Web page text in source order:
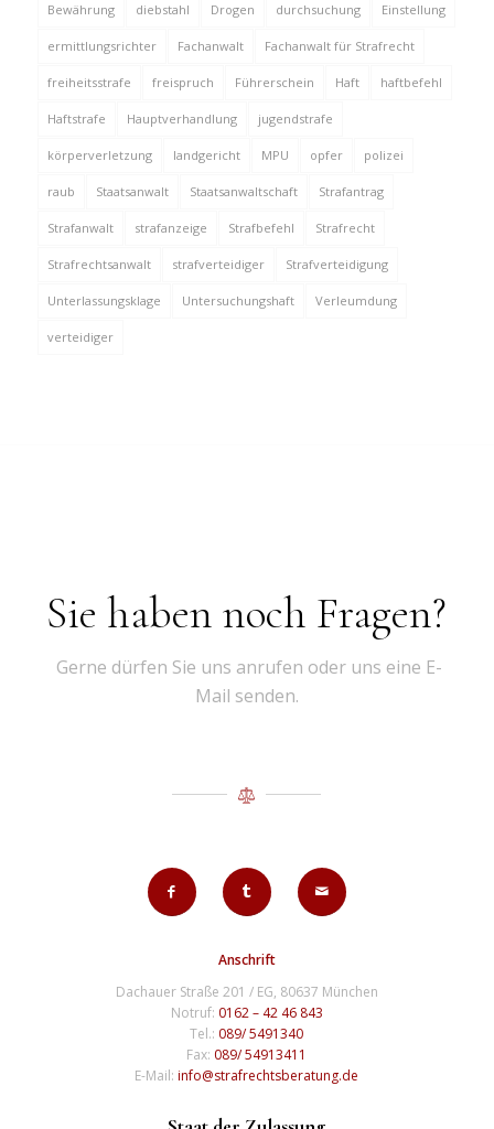
Bewährung diebstahl Drogen durchsuchung Einstellung
ermittlungsrichter Fachanwalt Fachanwalt für Strafrecht
freiheitsstrafe freispruch Führerschein Haft haftbefehl
Haftstrafe Hauptverhandlung jugendstrafe
körperverletzung landgericht MPU opfer polizei
raub Staatsanwalt Staatsanwaltschaft Strafantrag
Strafanwalt strafanzeige Strafbefehl Strafrecht
Strafrechtsanwalt strafverteidiger Strafverteidigung
Unterlassungsklage Untersuchungshaft Verleumdung
verteidiger
Sie haben noch Fragen?
Gerne dürfen Sie uns anrufen oder uns eine E-
Mail senden.
Anschrift
Dachauer Straße 201 / EG, 80637 München
Notruf: 0162 – 42 46 843
Tel.: 089/ 5491340
Fax: 089/ 54913411
E-Mail:info@strafrechtsberatung.de